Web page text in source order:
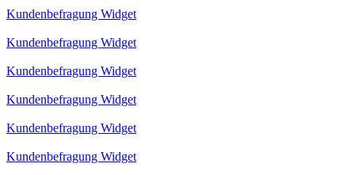
Kundenbefragung Widget
Kundenbefragung Widget
Kundenbefragung Widget
Kundenbefragung Widget
Kundenbefragung Widget
Kundenbefragung Widget